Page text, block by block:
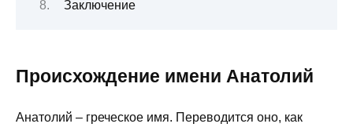
Заключение
Происхождение имени Анатолий
Анатолий – греческое имя. Переводится оно, как